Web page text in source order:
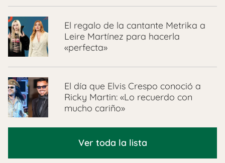
El regalo de la cantante Metrika a
Leire Martínez para hacerla
«perfecta»
El día que Elvis Crespo conoció a
Ricky Martin: «Lo recuerdo con
mucho cariño»
Ver toda la lista